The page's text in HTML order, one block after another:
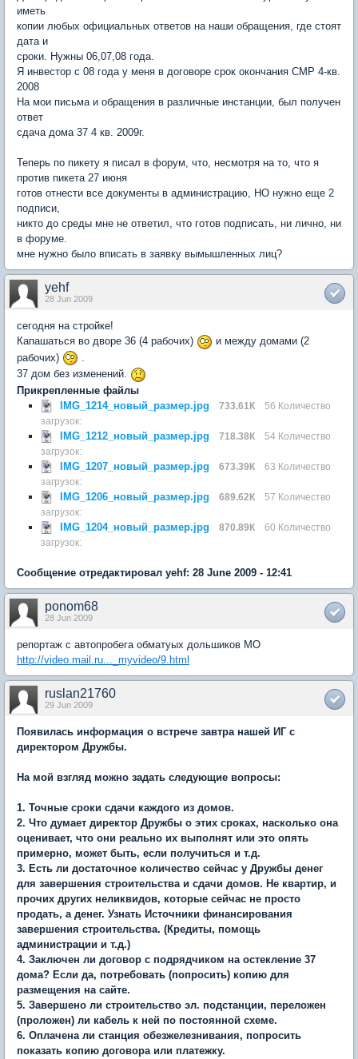
иметь
копии любых официальных ответов на наши обращения, где стоят
дата и
сроки. Нужны 06,07,08 года.
Я инвестор с 08 года у меня в договоре срок окончания СМР 4-кв.
2008
На мои письма и обращения в различные инстанции, был получен
ответ
сдача дома 37 4 кв. 2009г.
Теперь по пикету я писал в форум, что, несмотря на то, что я
против пикета 27 июня
готов отнести все документы в администрацию, НО нужно еще 2
подписи,
никто до среды мне не ответил, что готов подписать, ни лично, ни
в форуме.
мне нужно было вписать в заявку вымышленных лиц?
yehf
28 Jun 2009
сегодня на стройке!
Капашаться во дворе 36 (4 рабочих)
и между домами (2
рабочих)
37 дом без изменений.
Прикрепленные файлы
IMG_1214_новый_размер.jpg
733.61К
56 Количество
загрузок:
IMG_1212_новый_размер.jpg 718.38К
54 Количество
загрузок:
IMG_1207_новый_размер.jpg 673.39К
63 Количество
загрузок:
IMG_1206_новый_размер.jpg 689.62К
57 Количество
загрузок:
IMG_1204_новый_размер.jpg 870.89К
60 Количество
загрузок:
Сообщение отредактировал yehf: 28 June 2009 - 12:41
ponom68
28 Jun 2009
репортаж с автопробега обматуых дольшиков МО
http://video.mail.ru..._myvideo/9.html
ruslan21760
29 Jun 2009
Появилась информация о встрече завтра нашей ИГ с
директором Дружбы.
На мой взгляд можно задать следующие вопросы:
1. Точные сроки сдачи каждого из домов.
2. Что думает директор Дружбы о этих сроках, насколько она
оценивает, что они реально их выполнят или это опять
примерно, может быть, если получиться и т.д.
3. Есть ли достаточное количество сейчас у Дружбы денег
для завершения строительства и сдачи домов. Не квартир, и
прочих других неликвидов, которые сейчас не просто
продать, а денег. Узнать Источники финансирования
завершения строительства. (Кредиты, помощь
администрации и т.д.)
4. Заключен ли договор с подрядчиком на остекление 37
дома? Если да, потребовать (попросить) копию для
размещения на сайте.
5. Завершено ли строительство эл. подстанции, переложен
(проложен) ли кабель к ней по постоянной схеме.
6. Оплачена ли станция обезжелезнивания, попросить
показать копию договора или платежку.